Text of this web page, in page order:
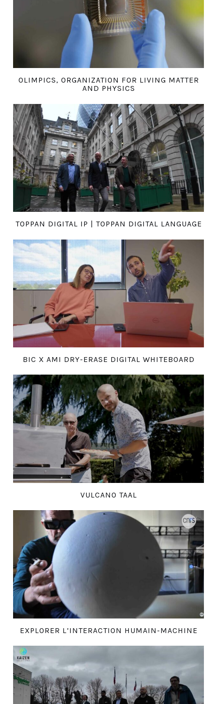
OLIMPICS, ORGANIZATION FOR LIVING MATTER
AND PHYSICS
TOPPAN DIGITAL IP | TOPPAN DIGITAL LANGUAGE
BIC X AMI DRY-ERASE DIGITAL WHITEBOARD
VULCANO TAAL
EXPLORER L’INTERACTION HUMAIN-MACHINE